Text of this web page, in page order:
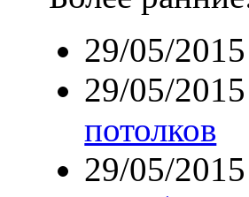
29/05/
29/05/
потолков
29/05/